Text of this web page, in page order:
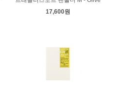
17,600원